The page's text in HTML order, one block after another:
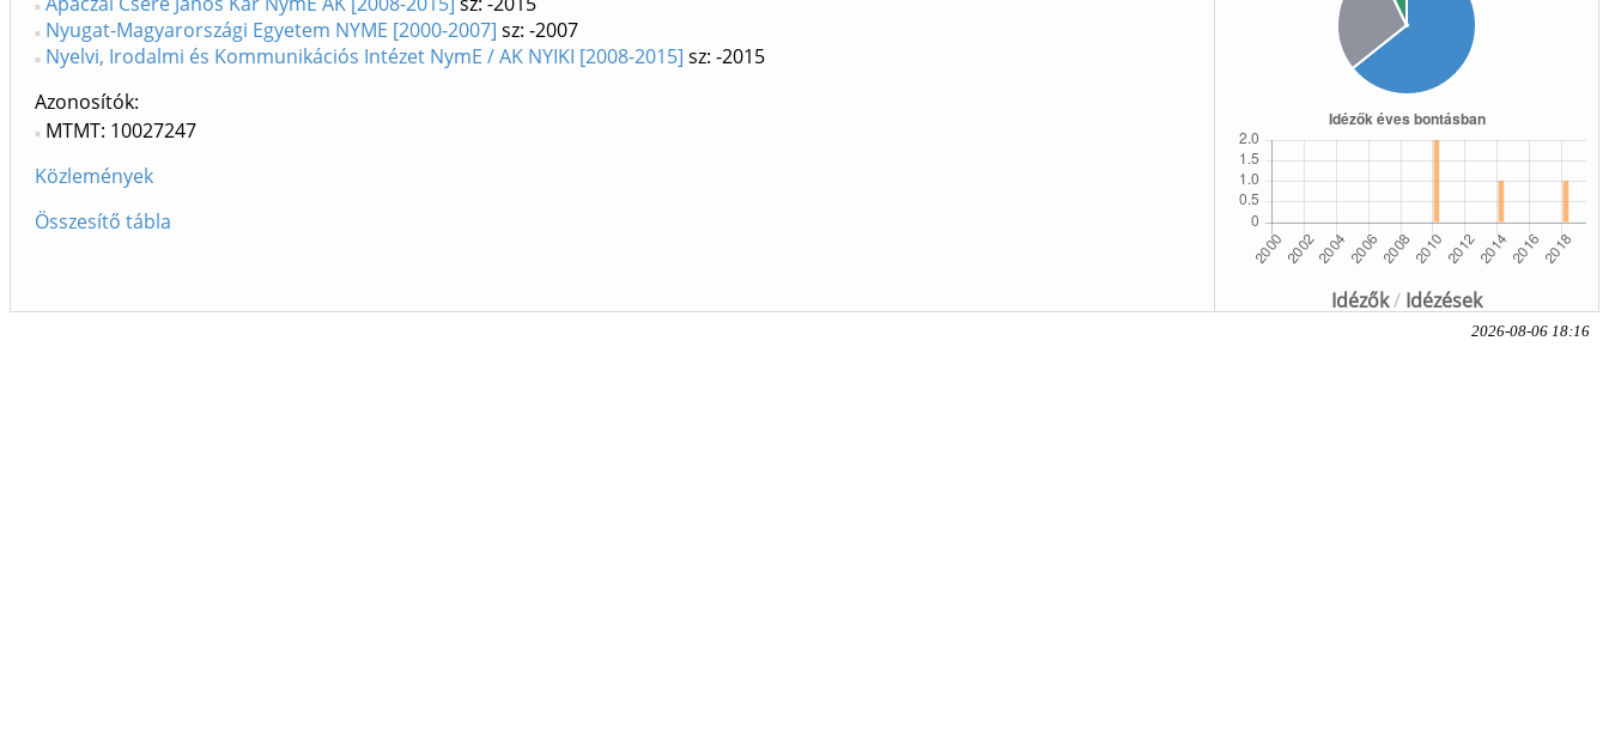
Idézők/ Idézések
Nyugat-Magyarországi Egyetem NYME [2000-2007] sz: -2007
Nyelvi, Irodalmi és Kommunikációs Intézet NymE / AK NYIKI [2008-2015] sz: -2015
Azonosítók
MTMT: 10027247
Közlemények
Összesítő tábla
2026-08-06 18:16